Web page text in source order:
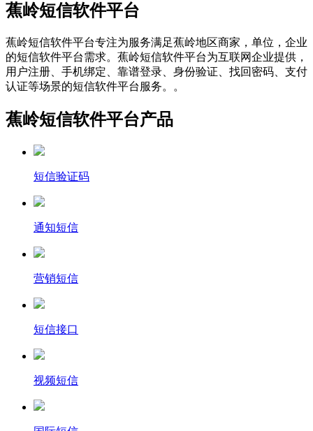
蕉岭短信软件平台
蕉岭短信软件平台专注为服务满足蕉岭地区商家，单位，企业
的短信软件平台需求。蕉岭短信软件平台为互联网企业提供，
用户注册、手机绑定、靠谱登录、身份验证、找回密码、支付
认证等场景的短信软件平台服务。。
蕉岭短信软件平台产品
短信验证码
通知短信
营销短信
短信接口
视频短信